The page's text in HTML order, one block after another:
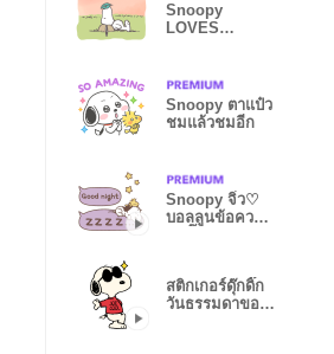
Snoopy
LOVES
Snoopy ตาแป๋ว
ชมแล้วชมอีก
Snoopy จิ๋ว♡
บอลลูนข้อความ
สติกเกอร์ดุ๊กดิ๊ก
วันธรรมดาของ